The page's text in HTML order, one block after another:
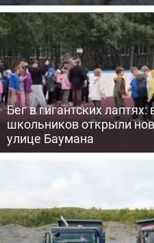
Бег в гигантских
школьников открыли
улице Баумана